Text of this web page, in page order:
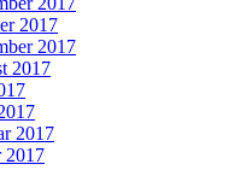
2017
2017
2017
2017
2017